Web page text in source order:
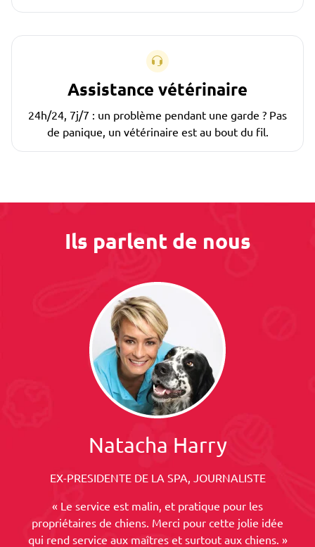
Assistance vétérinaire
24h/24, 7j/7 : un problème pendant une garde ? Pas
de panique, un vétérinaire est au bout du fil.
Ils parlent de nous
Natacha Harry
EX-PRESIDENTE DE LA SPA, JOURNALISTE
« Le service est malin, et pratique pour les
propriétaires de chiens. Merci pour cette jolie idée
qui rend service aux maîtres et surtout aux chiens. »